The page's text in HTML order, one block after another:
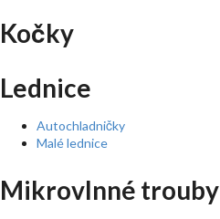
Kočky
Lednice
Autochladničky
Malé lednice
Mikrovlnné trouby